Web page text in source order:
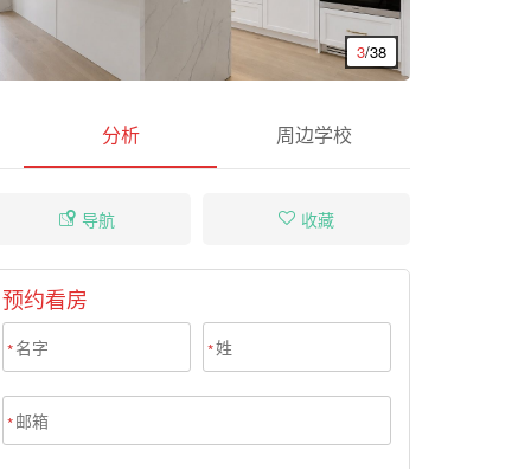
3/38
分析 周边学校
导航 收藏
预约看房
* *
*